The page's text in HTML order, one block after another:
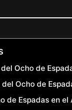
Ocho de
Ocho de
de Espadas en el